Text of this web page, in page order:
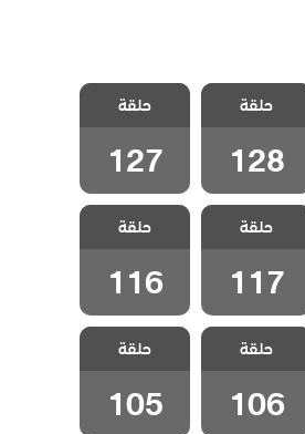
مسلسل الفناء
مدبلج الحلقة
128
حلقة
128
مسلسل الفناء
مدبلج الحلقة
127
حلقة
127
مسلسل الفناء
مدبلج الحلقة
117
حلقة
117
مسلسل الفناء
مدبلج الحلقة
116
حلقة
116
مسلسل الفناء
مدبلج الحلقة
106
حلقة
106
مسلسل الفناء
مدبلج الحلقة
105
حلقة
105